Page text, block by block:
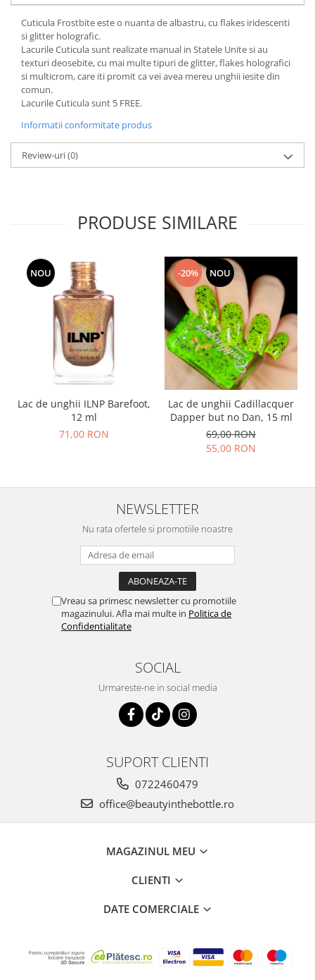
Cuticula Frostbite este o nuanta de albastru, cu flakes iridescenti
si glitter holografic.
Lacurile Cuticula sunt realizate manual in Statele Unite si au
texturi deosebite, cu mai multe tipuri de glitter, flakes holografici
si multicrom, care iti promit ca vei avea mereu unghii iesite din
comun.
Lacurile Cuticula sunt 5 FREE.
Informatii conformitate produs
Review-uri(0)
PRODUSE SIMILARE
NOU
Lac de unghii ILNP Barefoot,
12 ml
71,00 RON
-20% NOU
Lac de unghii Cadillacquer
Dapper but no Dan, 15 ml
69,00 RON
55,00 RON
NEWSLETTER
Nu rata ofertele si promotiile noastre
Vreau sa primesc newsletter cu promotiile
magazinului. Afla mai multe in Politica de
Confidentialitate
SOCIAL
Urmareste-ne in social media
SUPORT CLIENTI
0722460479
office@beautyinthebottle.ro
MAGAZINUL MEU
CLIENTI
DATE COMERCIALE